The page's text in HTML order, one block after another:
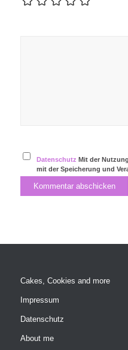
Datenschutz Mit der
mit der Speicherung und
Website einverstanden.
Cakes, Cookies and more
Impressum
Datenschutz
About me